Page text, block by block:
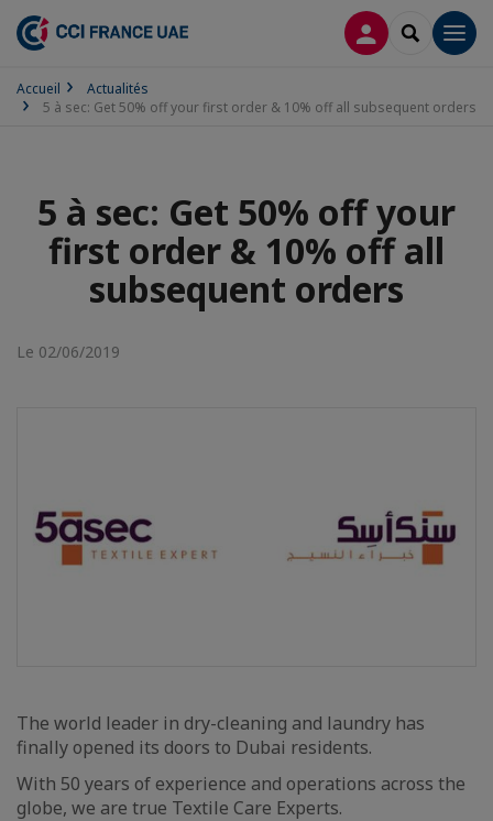
CONNEXION
Accueil
Actualités
5 à sec: Get 50% off your first order & 10% off all subsequent orders
5 à sec: Get 50% off your
first order & 10% off all
subsequent orders
Le 02/06/2019
The world leader in dry-cleaning and laundry has
finally opened its doors to Dubai residents.
With 50 years of experience and operations across the
globe, we are true Textile Care Experts.